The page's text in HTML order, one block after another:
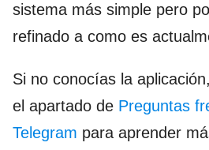
sistema más simple pero
refinado a como es
Si no conocías la
el apartado de Preguntas
Telegram para aprender